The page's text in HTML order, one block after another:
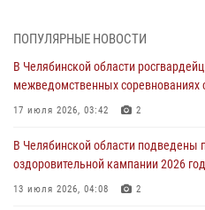
03 августа 2026, 09:22 1
Авиация Росгвардии совершила
Донецкой Народной Республике
31 июля 2026, 11:33
Росгвардия обеспечивает
направлении
31 июля 2026, 11:32
ПОПУЛЯРНЫЕ НОВОСТИ
В Челябинской области
межведомственных соревнованиях
17 июля 2026, 03:42 2
В Челябинской области подведены
оздоровительной кампании 2026
13 июля 2026, 04:08 2